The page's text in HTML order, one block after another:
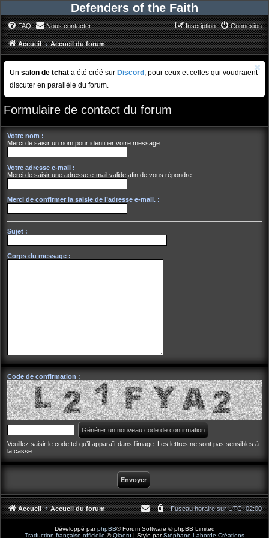
Defenders of the Faith
FAQ Nous contacter Connexion
Inscription
Accueil Accueil du forum
Un salon de tchat a été créé sur Discord , pour ceux et celles qui voudraient
discuter en parallèle du forum.
Formulaire de contact du forum
Votre nom :
Merci de saisir un nom pour identifier votre message.
Votre adresse e-mail :
Merci de saisir une adresse e-mail valide afin de vous répondre.
Merci de confirmer la saisie de l’adresse e-mail. :
Sujet :
Corps du message :
Code de confirmation :
Veuillez saisir le code tel qu’il apparaît dans l’image. Les lettres ne sont pas sensibles à
la casse.
Accueil Accueil du forum Fuseau horaire surUTC+02:00
Développé parphpBB® Forum Software © phpBB Limited
Traduction française officielle ©Qiaeru | Style parStéphane Laborde Créations